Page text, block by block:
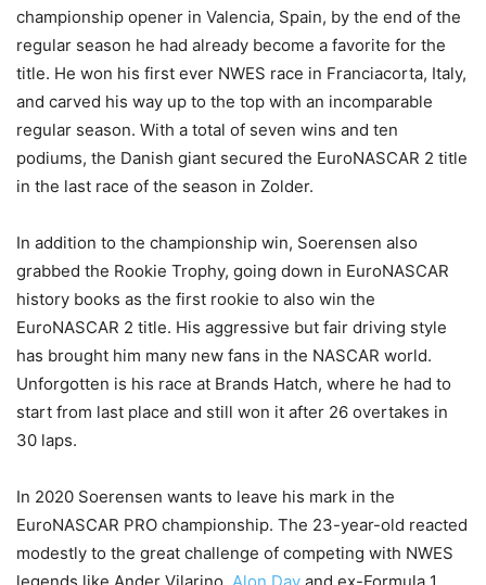
championship opener in Valencia, Spain, by the end of the
regular season he had already become a favorite for the
title. He won his first ever NWES race in Franciacorta, Italy,
and carved his way up to the top with an incomparable
regular season. With a total of seven wins and ten
podiums, the Danish giant secured the EuroNASCAR 2 title
in the last race of the season in Zolder.
In addition to the championship win, Soerensen also
grabbed the Rookie Trophy, going down in EuroNASCAR
history books as the first rookie to also win the
EuroNASCAR 2 title. His aggressive but fair driving style
has brought him many new fans in the NASCAR world.
Unforgotten is his race at Brands Hatch, where he had to
start from last place and still won it after 26 overtakes in
30 laps.
In 2020 Soerensen wants to leave his mark in the
EuroNASCAR PRO championship. The 23-year-old reacted
modestly to the great challenge of competing with NWES